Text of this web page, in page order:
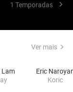
1 Temporadas
Ver mais
Lam
Eric
Koric